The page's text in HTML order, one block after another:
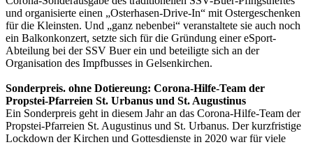
und organisierte einen „Osterhasen-Drive-In“ mit Ostergeschenken
für die Kleinsten. Und „ganz nebenbei“ veranstaltete sie auch noch
ein Balkonkonzert, setzte sich für die Gründung einer eSport-
Abteilung bei der SSV Buer ein und beteiligte sich an der
Organisation des Impfbusses in Gelsenkirchen.
Sonderpreis. ohne Dotiereung: Corona-Hilfe-Team der
Propstei-Pfarreien St. Urbanus und St. Augustinus
Ein Sonderpreis geht in diesem Jahr an das Corona-Hilfe-Team der
Propstei-Pfarreien St. Augustinus und St. Urbanus. Der kurzfristige
Lockdown der Kirchen und Gottesdienste in 2020 war für viele